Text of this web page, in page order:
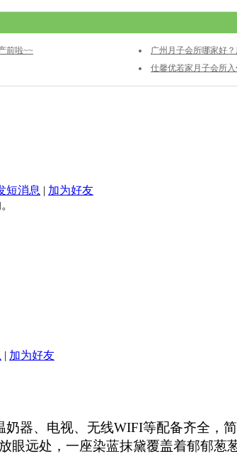
前啦~~
广州月子会所哪家好
月子餐仕馨优若家月子会所
短消息 | 加为好友
| 加为好友
、电视、无线WIFI等配备齐全，简
眼远处， 一座染蓝抹黛覆盖着郁郁葱